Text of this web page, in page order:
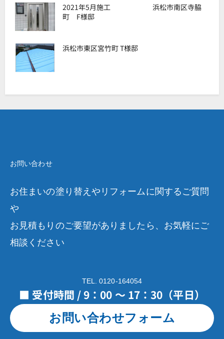
2021年5月施工 浜松市南区寺脇
町 F様邸
浜松市東区宮竹町 T様邸
お問い合わせ
お住まいの塗り替えやリフォームに関するご質問
や
お見積もりのご要望がありましたら、お気軽にご
相談ください
TEL. 0120-164054
■ 受付時間 / 9：00 ～ 17：30（平日）
お問い合わせフォーム